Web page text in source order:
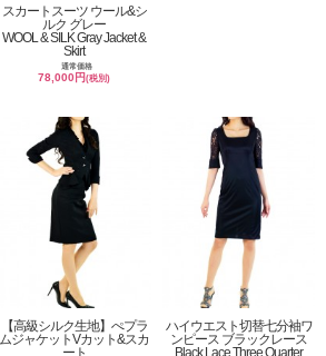
スカートスーツ ウール&シ
ルク グレー
WOOL & SILK Gray Jacket &
Skirt
通常価格
78,000円(税別)
【高級シルク生地】ぺプラ
ムジャケットVカット&スカ
ート
ハイウエスト切替七分袖ワ
ンピース ブラックレース
Black Lace Three Quarter